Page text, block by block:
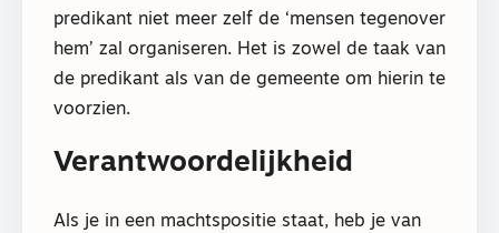
predikant niet meer zelf de ‘mensen tegenover
hem’ zal organiseren. Het is zowel de taak van
de predikant als van de gemeente om hierin te
voorzien.
Verantwoordelijkheid
Als je in een machtspositie staat, heb je van